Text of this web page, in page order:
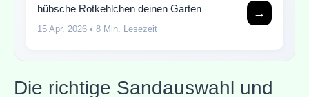
hübsche Rotkehlchen deinen Garten
15 Apr. 2026 • 8 Min. Lesezeit
→
Die richtige Sandauswahl und